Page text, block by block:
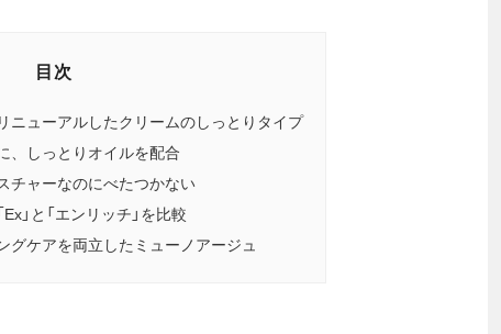
目次
ニューアルしたクリームのしっとりタイプ
、しっとりオイルを配合
チャーなのにべたつかない
」と「エンリッチ」を比較
グケアを両立したミューノアージュ